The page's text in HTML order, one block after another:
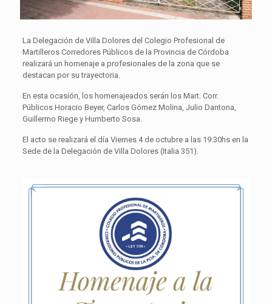
La Delegación de Villa Dolores del Colegio Profesional de
Martilleros Corredores Públicos de la Provincia de Córdoba
realizará un homenaje a profesionales de la zona que se
destacan por su trayectoria.
En esta ocasión, los homenajeados serán los Mart. Corr.
Públicos Horacio Beyer, Carlos Gómez Molina, Julio Dantona,
Guillermo Riege y Humberto Sosa.
El acto se realizará el día Viernes 4 de octubre a las 19:30hs en la
Sede de la Delegación de Villa Dolores (Italia 351).